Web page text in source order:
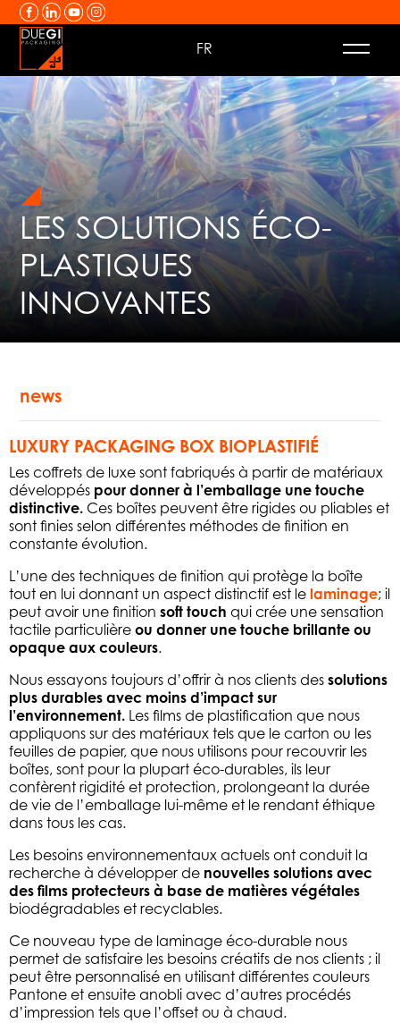
Passer au contenu
FR
LES SOLUTIONS ÉCO-
PLASTIQUES
INNOVANTES
news
LUXURY PACKAGING BOX BIOPLASTIFIÉ
Les coffrets de luxe sont fabriqués à partir de matériaux
développés pour donner à l’emballage une touche
distinctive. Ces boîtes peuvent être rigides ou pliables et
sont finies selon différentes méthodes de finition en
constante évolution.
L’une des techniques de finition qui protège la boîte
tout en lui donnant un aspect distinctif est lelaminage; il
peut avoir une finitionsoft touch qui crée une sensation
tactile particulièreou donner une touche brillante ou
opaque aux couleurs.
Nous essayons toujours d’offrir à nos clients dessolutions
plus durables avec moins d’impact sur
l’environnement. Les films de plastification que nous
appliquons sur des matériaux tels que le carton ou les
feuilles de papier, que nous utilisons pour recouvrir les
boîtes, sont pour la plupart éco-durables, ils leur
confèrent rigidité et protection, prolongeant la durée
de vie de l’emballage lui-même et le rendant éthique
dans tous les cas.
Les besoins environnementaux actuels ont conduit la
recherche à développer de nouvelles solutions avec
des films protecteurs à base de matières végétales
biodégradables et recyclables.
Ce nouveau type de laminage éco-durable nous
permet de satisfaire les besoins créatifs de nos clients ; il
peut être personnalisé en utilisant différentes couleurs
Pantone et ensuite anobli avec d’autres procédés
d’impression tels que l’offset ou à chaud.